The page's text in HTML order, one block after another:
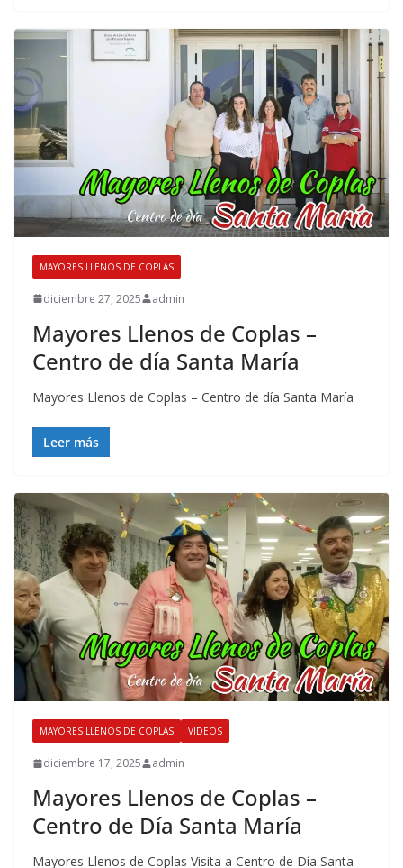
MAYORES LLENOS DE COPLAS
diciembre 27, 2025 admin
Mayores Llenos de Coplas –
Centro de día Santa María
Mayores Llenos de Coplas – Centro de día Santa María
Leer más
MAYORES LLENOS DE COPLAS VIDEOS
diciembre 17, 2025 admin
Mayores Llenos de Coplas –
Centro de Día Santa María
Mayores Llenos de Coplas Visita a Centro de Día Santa